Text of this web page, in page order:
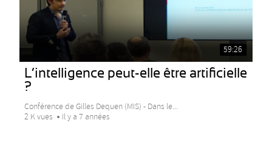
59:26
L’intelligence peut-elle être artificielle
?
Conférence de Gilles Dequen (MIS) - Dans le...
2 K vues
Il y a 7 années